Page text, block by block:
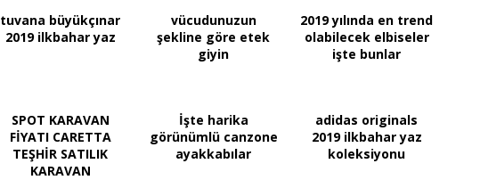
tuvana büyükçınar
2019 ilkbahar yaz
vücudunuzun
şekline göre etek
giyin
2019 yılında en trend
olabilecek elbiseler
işte bunlar
SPOT KARAVAN
FİYATI CARETTA
TEŞHİR SATILIK
KARAVAN
İşte harika
görünümlü canzone
ayakkabılar
adidas originals
2019 ilkbahar yaz
koleksiyonu